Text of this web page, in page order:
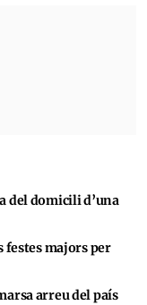
del domicili d’una
festes majors per
arreu del país